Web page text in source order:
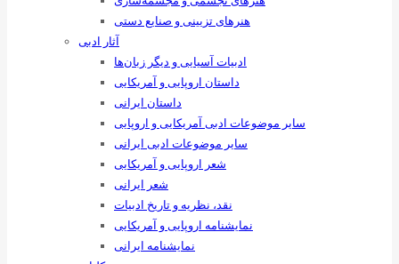
هنرهای تزیینی و صنایع ‌دستی
آثار ادبی
ادبیات آسیایی و دیگر زبان‌ها
داستان اروپایی و آمریکایی
داستان ایرانی
سایر موضوعات ادبی آمریکایی و اروپایی
سایر موضوعات ادبی ایرانی
شعر اروپایی و آمریکایی
شعر ایرانی
نقد، نظریه و تاریخ ادبیات
نمایشنامه اروپایی و آمریکایی
نمایشنامه ایرانی